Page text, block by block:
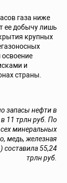
газа ниже
ее добычу лишь
крупных
и
страны.
запасы нефти в
11 трлн руб. По
минеральных
медь, железная
составила 55,24
трлн руб.